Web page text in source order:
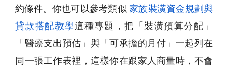
約條件。你也可以參考類似 家族裝潢資金規劃與
貸款搭配教學這種專題，把「裝潢預算分配」
「醫療支出預估」與「可承擔的月付」一起列在
同一張工作表裡，這樣你在跟家人商量時，不會